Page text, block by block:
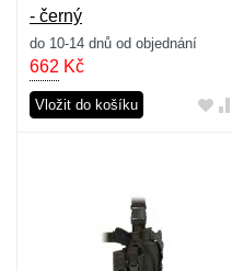
- černý
do 10-14 dnů od objednání
662 Kč
Vložit do košíku